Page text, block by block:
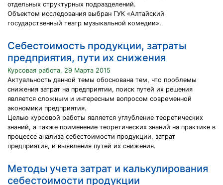
отдельных структурных подразделений.
Объектом исследования выбран ГУК «Алтайский
государственный театр музыкальной комедии».
Себестоимость продукции, затраты
предприятия, пути их снижения
Курсовая работа, 29 Марта 2015
Актуальность данной темы обоснована тем, что проблемы
снижения затрат на предприятии, поиск путей их решения
является сложным и интересным вопросом современной
экономики предприятия.
Целью курсовой работы является углубление теоретических
знаний, а также применение теоретических знаний на практике в
процессе анализа себестоимости продукции, затрат
предприятия, и выявления путей их снижения.
Методы учета затрат и калькулирования
себестоимости продукции